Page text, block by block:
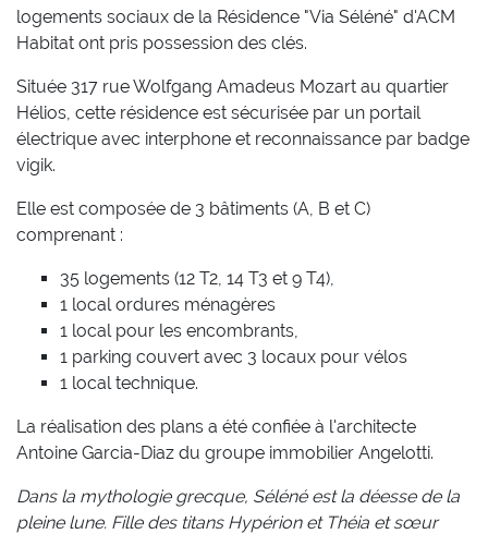
logements sociaux de la Résidence "Via Séléné" d'ACM
Habitat ont pris possession des clés.
Située 317 rue Wolfgang Amadeus Mozart au quartier
Hélios, cette résidence est sécurisée par un portail
électrique avec interphone et reconnaissance par badge
vigik.
Elle est composée de 3 bâtiments (A, B et C)
comprenant :
35 logements (12 T2, 14 T3 et 9 T4),
1 local ordures ménagères
1 local pour les encombrants,
1 parking couvert avec 3 locaux pour vélos
1 local technique.
La réalisation des plans a été confiée à l'architecte
Antoine Garcia-Diaz du groupe immobilier Angelotti.
Dans la mythologie grecque, Séléné est la déesse de la
pleine lune. Fille des titans Hypérion et Théia et sœur